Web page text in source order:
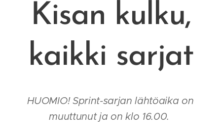
Kisan kulku,
kaikki sarjat
HUOMIO! Sprint-sarjan lähtöaika on
muuttunut ja on klo 16.00.